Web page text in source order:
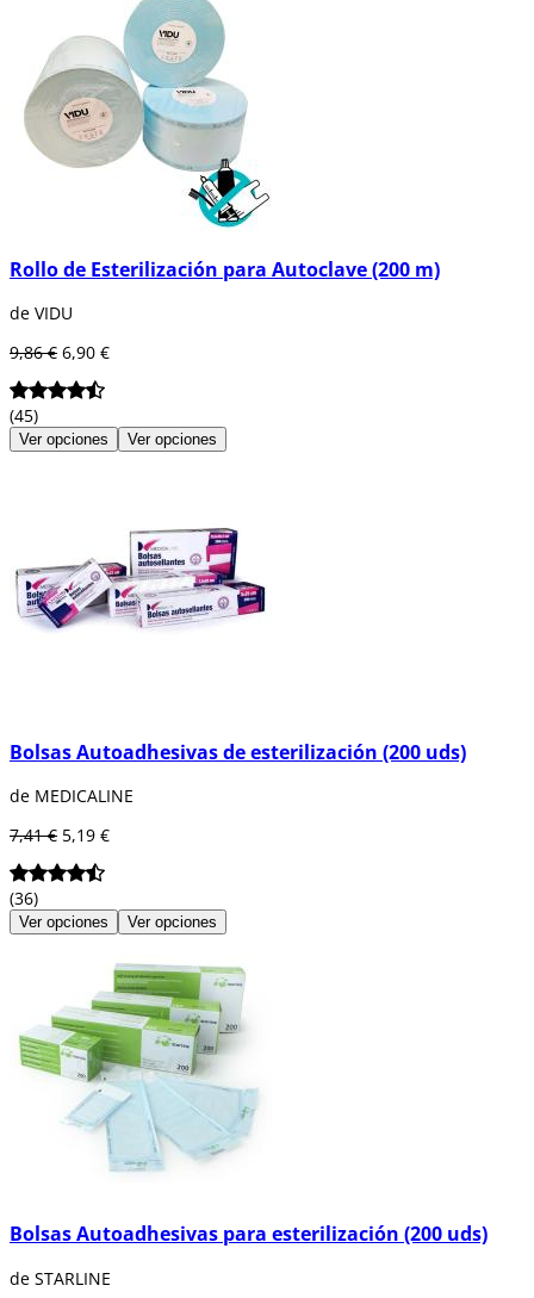
Rollo de Esterilización para Autoclave (200 m)
de VIDU
9,86 € 6,90 €
(45)
Ver opciones Ver opciones
Bolsas Autoadhesivas de esterilización (200 uds)
de MEDICALINE
7,41 € 5,19 €
(36)
Ver opciones Ver opciones
Bolsas Autoadhesivas para esterilización (200 uds)
de STARLINE